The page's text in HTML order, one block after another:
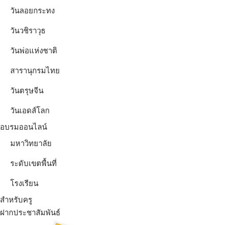
วันลอยกระทง
วันวชิราวุธ
วันพ่อแห่งชาติ
สารานุกรมไทย
วันตรุษจีน
วันเอดส์โลก
อบรมออนไลน์
มหาวิทยาลัย
ระดับเขตพื้นที่
โรงเรียน
สำหรับครู
ฝากประชาสัมพันธ์